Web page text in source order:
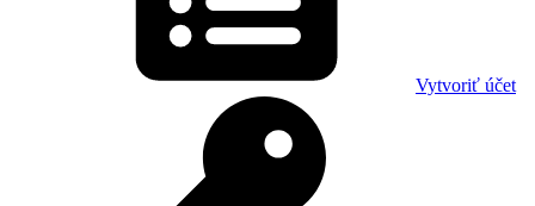
Vytvoriť účet